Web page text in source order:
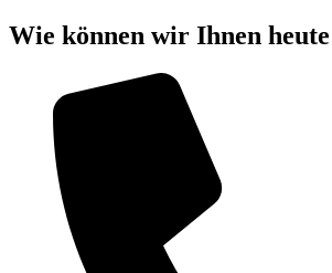
Wie können wir Ihnen